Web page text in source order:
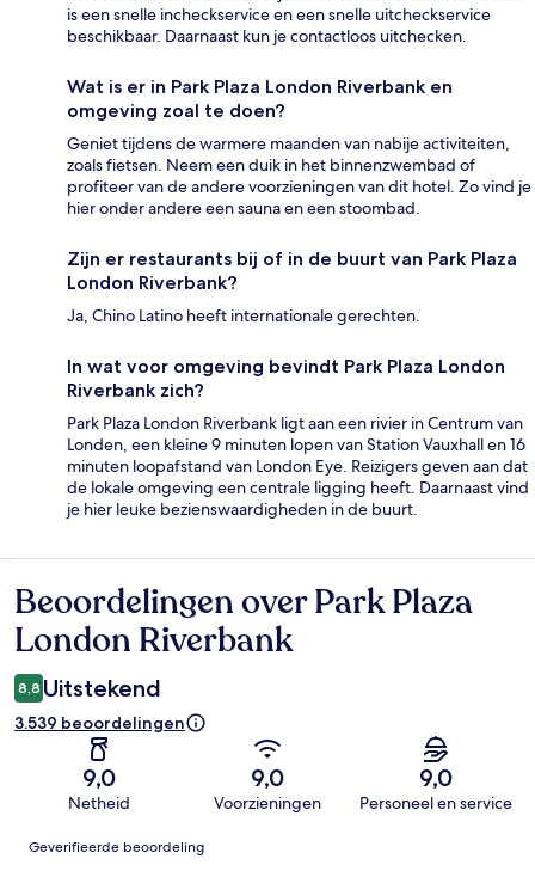
is een snelle incheckservice en een snelle uitcheckservice
beschikbaar. Daarnaast kun je contactloos uitchecken.
Wat is er in Park Plaza London Riverbank en
omgeving zoal te doen?
Geniet tijdens de warmere maanden van nabije activiteiten,
zoals fietsen. Neem een duik in het binnenzwembad of
profiteer van de andere voorzieningen van dit hotel. Zo vind je
hier onder andere een sauna en een stoombad.
Zijn er restaurants bij of in de buurt van Park Plaza
London Riverbank?
Ja, Chino Latino heeft internationale gerechten.
In wat voor omgeving bevindt Park Plaza London
Riverbank zich?
Park Plaza London Riverbank ligt aan een rivier in Centrum van
Londen, een kleine 9 minuten lopen van Station Vauxhall en 16
minuten loopafstand van London Eye. Reizigers geven aan dat
de lokale omgeving een centrale ligging heeft. Daarnaast vind
je hier leuke bezienswaardigheden in de buurt.
Beoordelingen
Beoordelingen over Park Plaza
London Riverbank
8,8 Uitstekend
3.539 beoordelingen
9,0
Netheid
9,0
Voorzieningen
9,0
Personeel en service
Beoordelingen
Geverifieerde beoordeling